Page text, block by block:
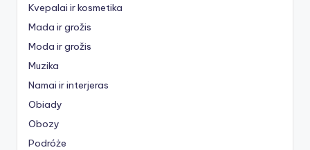
Kvepalai ir kosmetika
Mada ir grožis
Moda ir grožis
Muzika
Namai ir interjeras
Obiady
Obozy
Podróże